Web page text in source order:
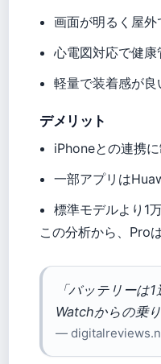
画面が明るく屋外
心電図対応で健康
軽量で装着感が良
デメリット
iPhoneとの連携に
一部アプリは
標準モデルより1
この分析から、Pro
「バッテリーは
Watchからの乗
—